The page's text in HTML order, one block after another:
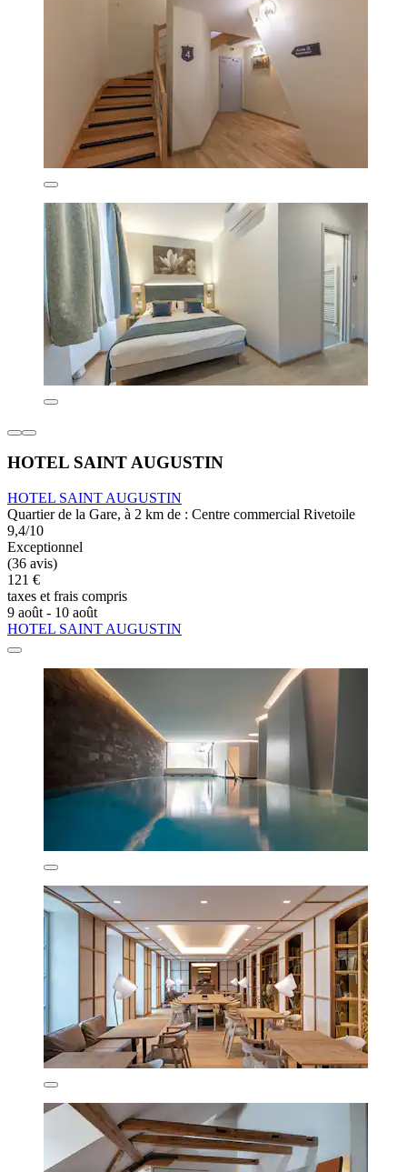
HOTEL SAINT AUGUSTIN
HOTEL SAINT AUGUSTIN
Quartier de la Gare, à 2 km de : Centre commercial Rivetoile
9,4/10
Exceptionnel
(36 avis)
121 €
taxes et frais compris
9 août - 10 août
HOTEL SAINT AUGUSTIN